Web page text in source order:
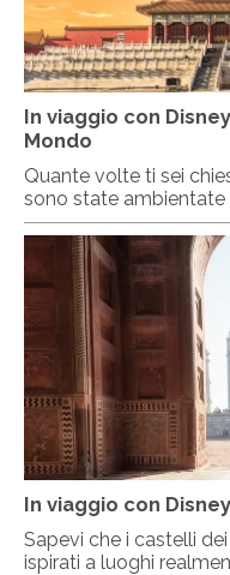
In viaggio con
Mondo
Quante volte ti sei
sono state ambientate
In viaggio con
Sapevi che i castelli
ispirati a luoghi